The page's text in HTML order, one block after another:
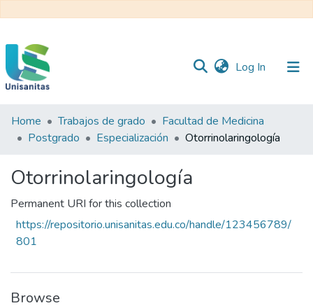
Log In (current)
Inicio
Web
Unisanitas
Web
Home Trabajos de grado
Facultad de Medicina
Postgrado
Especialización Otorrinolaringología
Otorrinolaringología
Permanent URI for this collection
https://repositorio.unisanitas.edu.co/handle/123456789/
801
Browse